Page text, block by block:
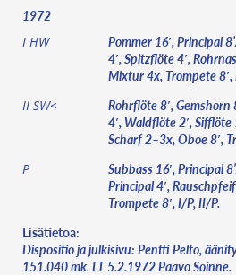
1972
I HW
Pommer 16′, Principal
4′, Spitzflöte 4′,
Mixtur 4x, Trompete
II SW<
Rohrflöte 8′, Gemshorn
4′, Waldflöte 2′,
Scharf 2–3x, Oboe 8′,
P
Subbass 16′, Principal
Principal 4′,
Trompete 8′, I/P, II/P.
Lisätietoa:
Dispositio ja julkisivu: Pentti Pelto,
151.040 mk. LT 5.2.1972 Paavo Soinne.